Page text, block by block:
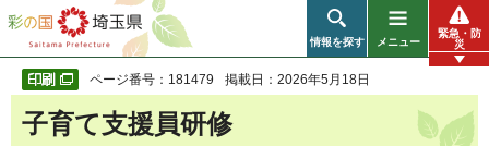
彩の国 埼玉県
情報を探す メニュー
緊急・防
災
ページ番号：181479 掲載日：2026年5月18日
子育て支援員研修